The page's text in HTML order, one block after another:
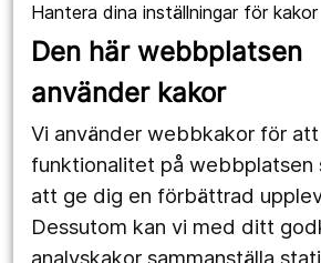
Hantera dina inställningar för kakor
Den här webbplatsen
använder kakor
Vi använder webbkakor för
funktionalitet på webbplatsen
att ge dig en förbättrad
Dessutom kan vi med ditt
analyskakor sammanställa
1177.se
Länstrafiken
Utveckling
Följ oss